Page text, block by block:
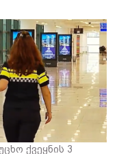
ქვეყნის 3